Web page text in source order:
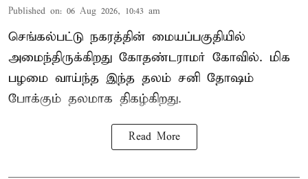
Published on: 06 Aug 2026, 10:43 am
செங்கல்பட்டு நகரத்தின் மையப்பகுதியில்
அமைந்திருக்கிறது கோதண்டராமர் கோவில். மிக
பழமை வாய்ந்த இந்த தலம் சனி தோஷம்
போக்கும் தலமாக திகழ்கிறது.
Read More